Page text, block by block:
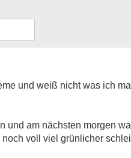
und weiß nicht was ich
und am nächsten morgen
voll viel grünlicher